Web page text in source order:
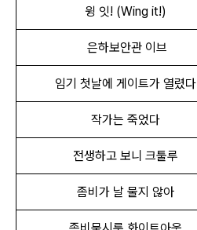
윙 잇! (Wing it!)
은하보안관 이브
임기 첫날에 게이트가 열렸다
작가는 죽었다
전생하고 보니 크툴루
좀비가 날 물지 않아